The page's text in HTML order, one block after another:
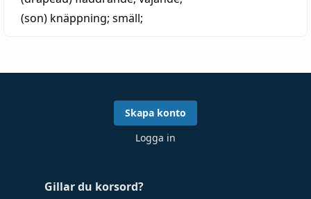
(son) knäppning; smäll;
Gillar du korsord?
Skapa konto
Logga in